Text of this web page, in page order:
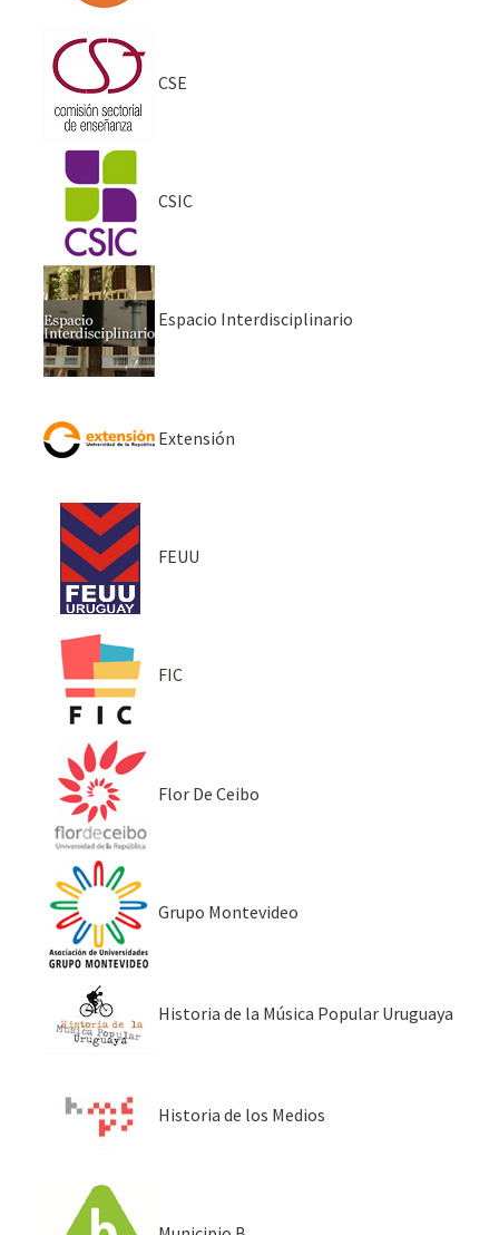
CSE
CSIC
Espacio Interdisciplinario
Extensión
FEUU
FIC
Flor De Ceibo
Grupo Montevideo
Historia de la Música Popular Uruguaya
Historia de los Medios